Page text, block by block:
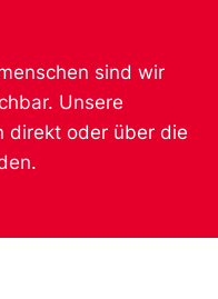
sind wir
Unsere
direkt oder über die